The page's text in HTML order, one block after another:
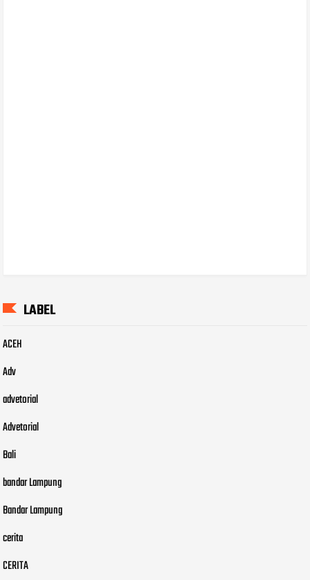
LABEL
ACEH
Adv
advetorial
Advetorial
Bali
bandar Lampung
Bandar Lampung
cerita
CERITA